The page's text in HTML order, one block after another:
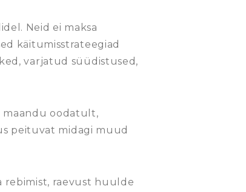
Neid ei maksa
käitumisstrateegiad
varjatud süüdistused,
maandu oodatult,
peituvat midagi muud
rebimist, raevust huulde